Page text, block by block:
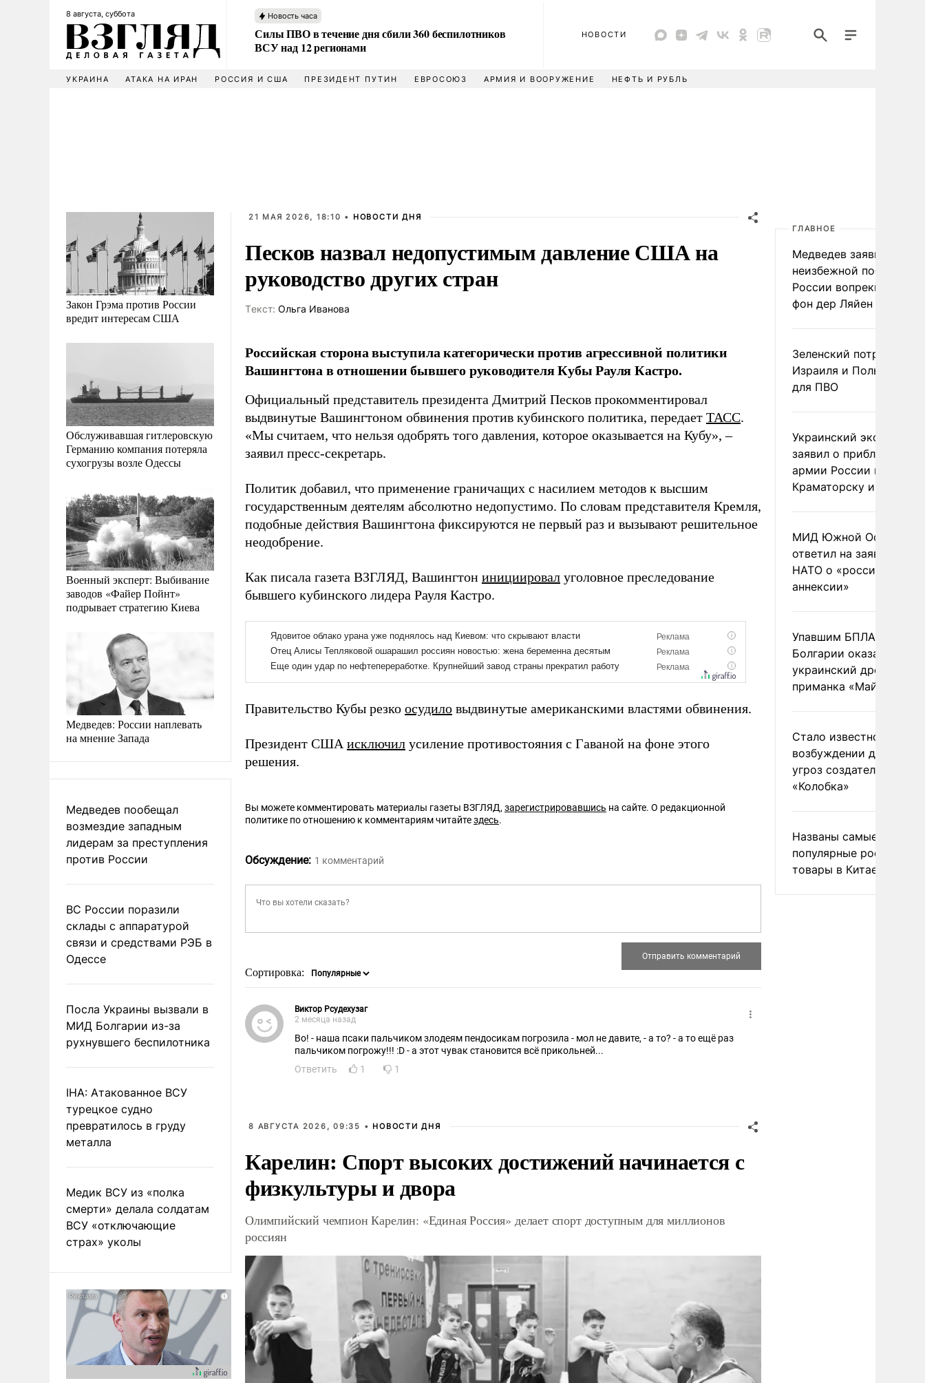
8 августа, суббота Новость часа
Силы ПВО в течение дня сбили 360 беспилотников
ВСУ над 12 регионами
НОВОСТИ
УКРАИНА АТАКА НА ИРАН РОССИЯ И США ПРЕЗИДЕНТ ПУТИН ЕВРОСОЮЗ АРМИЯ И ВООРУЖЕНИЕ НЕФТЬ И РУБЛЬ
Закон Грэма против России
вредит интересам США
Обслуживавшая гитлеровскую
Германию компания потеряла
сухогрузы возле Одессы
Военный эксперт: Выбивание
заводов «Файер Пойнт»
подрывает стратегию Киева
Медведев: России наплевать
на мнение Запада
Медведев пообещал
возмездие западным
лидерам за преступления
против России
ВС России поразили
склады с аппаратурой
связи и средствами РЭБ в
Одессе
Посла Украины вызвали в
МИД Болгарии из-за
рухнувшего беспилотника
IHA: Атакованное ВСУ
турецкое судно
превратилось в груду
металла
Медик ВСУ из «полка
смерти» делала солдатам
ВСУ «отключающие
страх» уколы
21 МАЯ 2026, 18:10 • НОВОСТИ ДНЯ
Песков назвал недопустимым давление США на
руководство других стран
Tекст: Ольга Иванова
Российская сторона выступила категорически против агрессивной политики
Вашингтона в отношении бывшего руководителя Кубы Рауля Кастро.
Официальный представитель президента Дмитрий Песков прокомментировал
выдвинутые Вашингтоном обвинения против кубинского политика, передает ТАСС.
«Мы считаем, что нельзя одобрять того давления, которое оказывается на Кубу», –
заявил пресс-секретарь.
Политик добавил, что применение граничащих с насилием методов к высшим
государственным деятелям абсолютно недопустимо. По словам представителя Кремля,
подобные действия Вашингтона фиксируются не первый раз и вызывают решительное
неодобрение.
Как писала газета ВЗГЛЯД, Вашингтон инициировал уголовное преследование
бывшего кубинского лидера Рауля Кастро.
Правительство Кубы резко осудило выдвинутые американскими властями обвинения.
Президент США исключил усиление противостояния с Гаваной на фоне этого
решения.
Вы можете комментировать материалы газеты ВЗГЛЯД, зарегистрировавшись на сайте. О редакционной
политике по отношению к комментариям читайтездесь.
Обсуждение: 1 комментарий
Сортировка:
Виктор Рсудехузаг
2 месяца назад
Во! - наша псаки пальчиком злодеям пендосикам погрозила - мол не давите, - а то? - а то ещё раз
пальчиком погрожу!!! :D - а этот чувак становится всё прикольней...
Ответить
1 1
8 АВГУСТА 2026, 09:35 • НОВОСТИ ДНЯ
Карелин: Спорт высоких достижений начинается с
физкультуры и двора
Олимпийский чемпион Карелин: «Единая Россия» делает спорт доступным для миллионов
россиян
ГЛАВНОЕ
Медведев заявил о
неизбежной победе
России вопреки словам
фон дер Ляйен
Зеленский потребовал
Израиля и Польши
для ПВО
Украинский эксперт
заявил о приближении
армии России к
Краматорску и
МИД Южной Осетии
ответил на заявления
НАТО о «российской
аннексии»
Упавшим БПЛА в
Болгарии оказался
украинский дрон-
приманка «Майя»
Стало известно о
возбуждении дела из-
угроз создателям
«Колобка»
Названы самые
популярные российские
товары в Китае